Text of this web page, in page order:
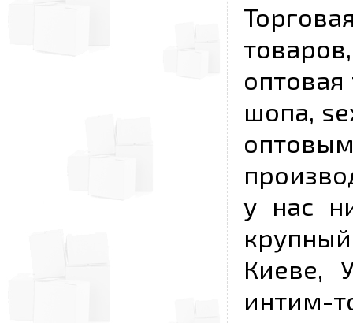
шопа,
у нас
Киеве,